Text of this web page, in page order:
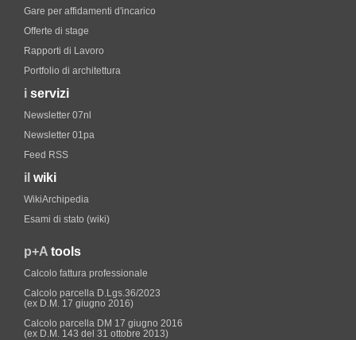
Gare per affidamenti d'incarico
Offerte di stage
Rapporti di Lavoro
Portfolio di architettura
i servizi
Newsletter 07nl
Newsletter 01pa
Feed RSS
il wiki
WikiArchipedia
Esami di stato (wiki)
p+A tools
Calcolo fattura professionale
Calcolo parcella D.Lgs.36/2023
(ex D.M. 17 giugno 2016)
Calcolo parcella DM 17 giugno 2016
(ex D.M. 143 del 31 ottobre 2013)